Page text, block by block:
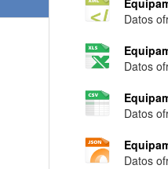
Datos
Datos
Datos
Datos